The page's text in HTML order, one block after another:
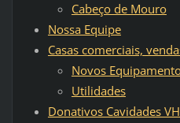
Cabeço de Mouro
Nossa Equipe
Casas comerciais,
Novos
Utilidades
Donativos Cavidades